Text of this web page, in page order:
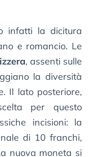
infatti la dicitura
e romancio. Le
, assenti sulle
la diversità
Il lato posteriore,
per questo
incisioni: la
di 10 franchi,
nuova moneta si